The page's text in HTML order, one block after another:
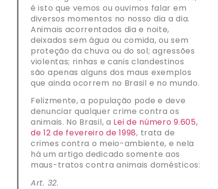
é isto que vemos ou ouvimos falar em
diversos momentos no nosso dia a dia.
Animais acorrentados dia e noite,
deixados sem água ou comida, ou sem
proteção da chuva ou do sol; agressões
violentas; rinhas e canis clandestinos
são apenas alguns dos maus exemplos
que ainda ocorrem no Brasil e no mundo.
Felizmente, a população pode e deve
denunciar qualquer crime contra os
animais. No Brasil, a Lei de número 9.605,
de 12 de fevereiro de 1998, trata de
crimes contra o meio-ambiente, e nela
há um artigo dedicado somente aos
maus-tratos contra animais domésticos:
Art. 32.